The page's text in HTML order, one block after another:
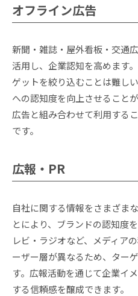
オフライン広告
新聞・雑誌・屋外看板・交通
活用し、企業認知を高めます
ゲットを絞り込むことは難し
への認知度を向上させること
広告と組み合わせて利用する
です。
広報・PR
自社に関する情報をさまざま
とにより、ブランドの認知度
レビ・ラジオなど、メディア
ーザー層が異なるため、ター
す。広報活動を通じて企業イ
する信頼感を醸成できます。